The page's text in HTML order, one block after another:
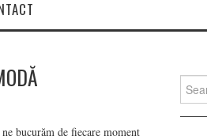
bucurăm de fiecare moment
Search
for: